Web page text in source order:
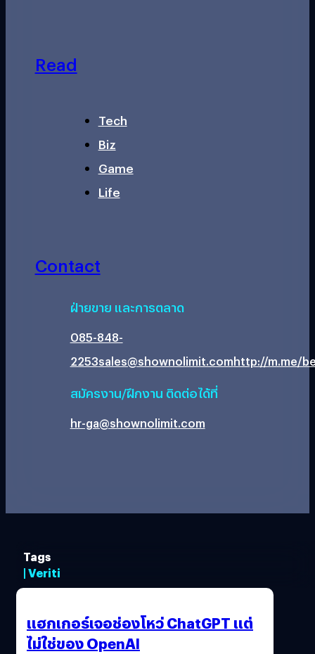
Read
Tech
Biz
Game
Life
Contact
ฝ่ายขาย และการตลาด
085-848-
2253sales@shownolimit.comhttp://m.me/
สมัครงาน/ฝึกงาน ติดต่อได้ที่
hr-ga@shownolimit.com
Tags
| Veriti
แฮกเกอร์เจอช่องโหว่ ChatGPT แต่
ไม่ใช่ของ OpenAI